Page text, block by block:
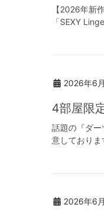
【2026年新
「SEXY
2026年6
4部屋限
話題の『ダ
意しており
2026年6